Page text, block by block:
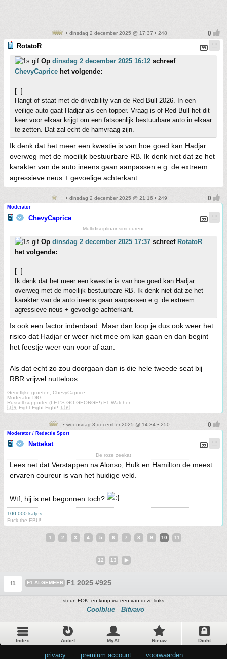
• dinsdag 2 december 2025 @ 17:37 • 248
RotatoR
Op dinsdag 2 december 2025 16:12 schreef
ChevyCaprice het volgende:
[..]
Hangt of staat met de drivability van de Red Bull 2026. In een
veilige auto gaat Hadjar als een topper. Vraag is of Red Bull het dit
keer voor elkaar krijgt om een fatsoenlijk bestuurbare auto in elkaar
te zetten. Dat zal echt de hamvraag zijn.
Ik denk dat het meer een kwestie is van hoe goed kan Hadjar
overweg met de moeilijk bestuurbare RB. Ik denk niet dat ze het
karakter van de auto ineens gaan aanpassen e.g. de extreem
agressieve neus + gevoelige achterkant.
• dinsdag 2 december 2025 @ 21:16 • 249
Moderator
ChevyCaprice
Multidisciplinair simcoureur
Op dinsdag 2 december 2025 17:37 schreef RotatoR
het volgende:
[..]
Ik denk dat het meer een kwestie is van hoe goed kan Hadjar
overweg met de moeilijk bestuurbare RB. Ik denk niet dat ze het
karakter van de auto ineens gaan aanpassen e.g. de extreem
agressieve neus + gevoelige achterkant.
Is ook een factor inderdaad. Maar dan loop je dus ook weer het
risico dat Hadjar er weer niet mee om kan gaan en dan begint
het feestje weer van voor af aan.
Als dat echt zo zou doorgaan dan is die hele tweede seat bij
RBR vrijwel nutteloos.
Gerieflijke groeten, ChevyCaprice
Moderator DIG
Russell-supporter (LET'S GO GEORGE!) F1 Watcher
🇺🇦 Fight Fight Fight! 🇺🇦
• woensdag 3 december 2025 @ 14:34 • 250
Moderator / Redactie Sport
Nattekat
De roze zeekat
Lees net dat Verstappen na Alonso, Hulk en Hamilton de meest
ervaren coureur is van het huidige veld.
Wtf, hij is net begonnen toch?
100.000 katjes
Fuck the EBU!
1 2 3 4 5 6 7 8 9 10 11
12 13
f1 F1 ALGEMEEN F1 2025 #925
steun FOK! en koop via een van deze links
Coolblue Bitvavo
Index Actief MyAT Nieuw Dicht
privacy premium account voorwaarden